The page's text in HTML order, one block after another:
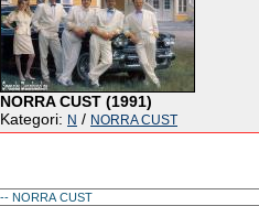
NORRA CUST (1991)
Kategori: N / NORRA CUST